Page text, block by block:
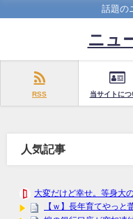
話題の
ニュ
RSS 当サイトにつ
人気記事